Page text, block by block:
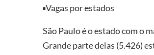
▪️Vagas por estados
São Paulo é o estado com o
Grande parte delas (5.426)